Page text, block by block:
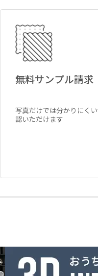
無料サンプル請求
写真だけでは分かりにく
認いただけます